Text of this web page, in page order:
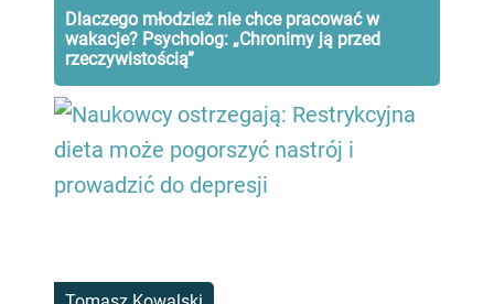
Dlaczego młodzież nie chce pracować w
wakacje? Psycholog: „Chronimy ją przed
rzeczywistością”